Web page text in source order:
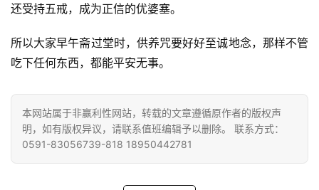
资
八
点
还受持五戒，成为正信的优婆塞。
所以大家早午斋过堂时，供养咒要好好至诚地念，那样不管
吃下任何东西，都能平安无事。
本网站属于非赢利性网站，转载的文章遵循原作者的版权声
明，如有版权异议，请联系值班编辑予以删除。 联系方式：
0591-83056739-818 18950442781